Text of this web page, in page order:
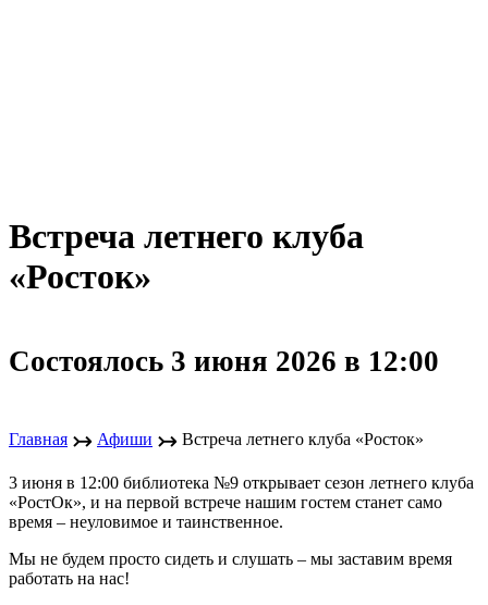
Встреча летнего клуба
«Росток»
Состоялось 3 июня 2026 в 12:00
Главная ↣ Афиши ↣ Встреча летнего клуба «Росток»
3 июня в 12:00 библиотека №9 открывает сезон летнего клуба
«РостОк», и на первой встрече нашим гостем станет само
время – неуловимое и таинственное.
Мы не будем просто сидеть и слушать – мы заставим время
работать на нас!